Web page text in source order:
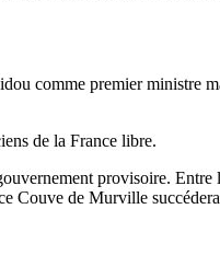
comme premier ministre
de la France libre.
provisoire.
Couve de Murville